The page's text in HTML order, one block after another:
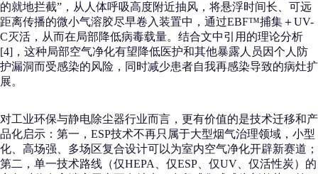
的就地拦截”，从人体呼吸高度附近抽风，将悬浮时间长、可远
距离传播的微小气溶胶尽早卷入装置中，通过EBF™捕集＋UV-
C灭活，从而在局部降低病毒载量。结合文中引用的理论分析
[4]，这种局部空气净化有望降低医护和其他暴露人员因个人防
护漏洞而受感染的风险，同时减少患者自我再感染导致的病灶扩
展。
对工业环保与静电除尘器行业而言，更有价值的是技术迁移和产
品化启示：第一，ESP技术不再只属于大型烟气治理领域，小型
化、高场强、多场区复合设计可以为室内空气净化开辟新赛道；
第二，单一技术路线（仅HEPA、仅ESP、仅UV、仅活性炭）的